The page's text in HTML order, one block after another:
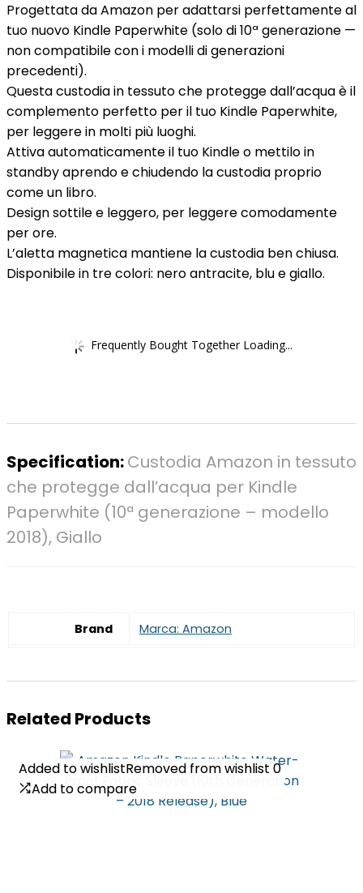
Progettata da Amazon per adattarsi perfettamente al
tuo nuovo Kindle Paperwhite (solo di 10ª generazione —
non compatibile con i modelli di generazioni
precedenti).
Questa custodia in tessuto che protegge dall’acqua è il
complemento perfetto per il tuo Kindle Paperwhite,
per leggere in molti più luoghi.
Attiva automaticamente il tuo Kindle o mettilo in
standby aprendo e chiudendo la custodia proprio
come un libro.
Design sottile e leggero, per leggere comodamente
per ore.
L’aletta magnetica mantiene la custodia ben chiusa.
Disponibile in tre colori: nero antracite, blu e giallo.
Frequently Bought Together Loading...
Specification:Custodia Amazon in tessuto
che protegge dall’acqua per Kindle
Paperwhite (10ª generazione – modello
2018), Giallo
Brand Marca: Amazon
Related Products
Added to wishlistRemoved from wishlist 0
Add to compare
Added to wishlistRemoved from wishlist 0
Add to compare